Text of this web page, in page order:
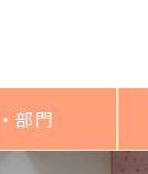
部門